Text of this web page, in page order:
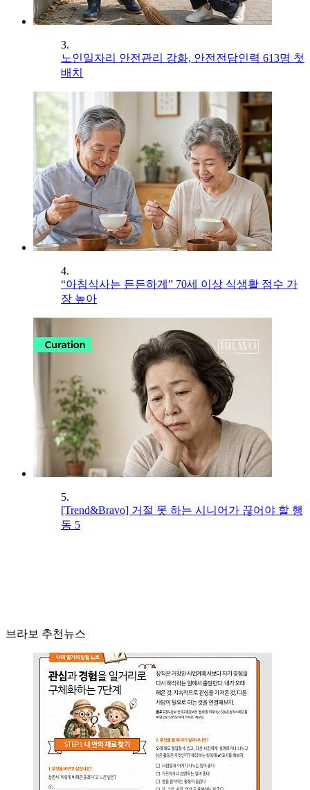
3.
노인일자리 안전관리 강화, 안전전담인력 613명 첫
배치
4.
“아침식사는 든든하게” 70세 이상 식생활 점수 가
장 높아
5.
[Trend&Bravo] 거절 못 하는 시니어가 끊어야 할 행
동 5
브라보 추천뉴스